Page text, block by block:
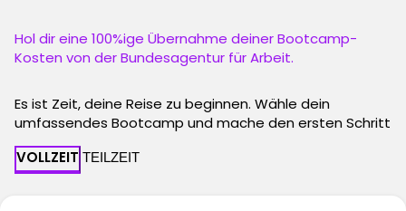
Hol dir eine 100%ige Übernahme deiner Bootcamp-
Kosten von der Bundesagentur für Arbeit.
Es ist Zeit, deine Reise zu beginnen. Wähle dein
umfassendes Bootcamp und mache den ersten Schritt
VOLLZEIT TEILZEIT